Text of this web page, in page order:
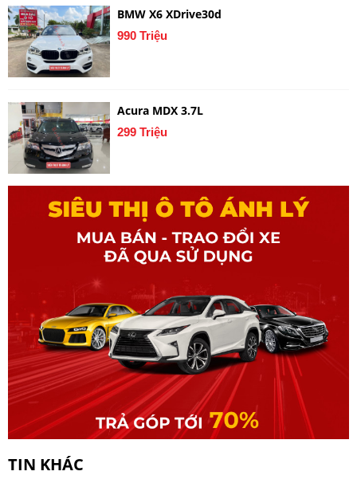
BMW X6 XDrive30d
990 Triệu
Acura MDX 3.7L
299 Triệu
TIN KHÁC